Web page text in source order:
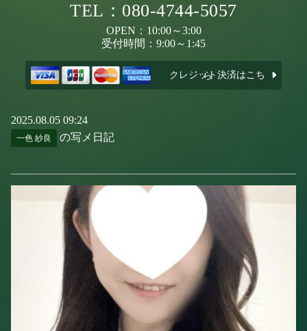
TEL：080-4744-5057
OPEN：10:00～3:00
受付時間：9:00～1:45
クレジット決済はこちら
2025.08.05 09:24
一色 紗良 の写メ日記